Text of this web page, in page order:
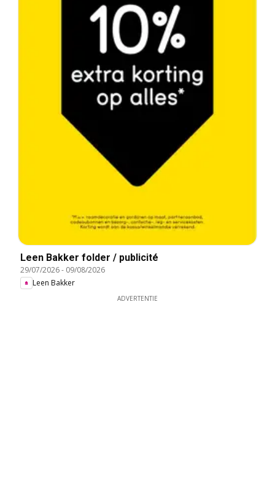
Leen Bakker folder / publicité
29/07/2026- 09/08/2026
Leen Bakker
ADVERTENTIE